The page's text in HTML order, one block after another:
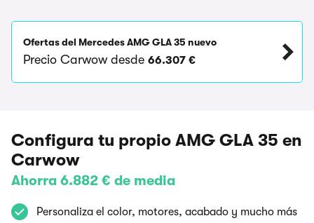
Ofertas del Mercedes AMG GLA 35 nuevo
Precio Carwow desde 66.307 €
Configura tu propio AMG GLA 35 en
Carwow
Ahorra 6.882 € de media
Personaliza el color, motores, acabado y mucho más